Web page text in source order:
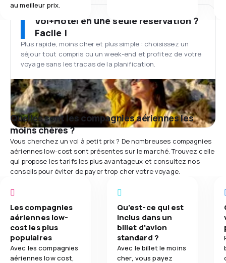
au meilleur prix.
Vol+Hôtel en une seule réservation ?
Facile !
Plus rapide, moins cher et plus simple : choisissez un
séjour tout compris ou un week-end et profitez de votre
voyage sans les tracas de la planification.
Quelles sont les compagnies aériennes les
moins chères ?
Vous cherchez un vol à petit prix ? De nombreuses compagnies
aériennes low-cost sont présentes sur le marché. Trouvez celle
qui propose les tarifs les plus avantageux et consultez nos
conseils pour éviter de payer trop cher votre voyage.
Les compagnies
aériennes low-
cost les plus
populaires
Avec les compagnies
aériennes low cost,
Qu'est-ce qui est
inclus dans un
billet d'avion
standard ?
Avec le billet le moins
cher, vous payez